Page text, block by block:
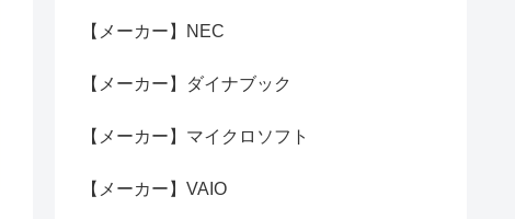
【メーカー】NEC
【メーカー】ダイナブック
【メーカー】マイクロソフト
【メーカー】VAIO